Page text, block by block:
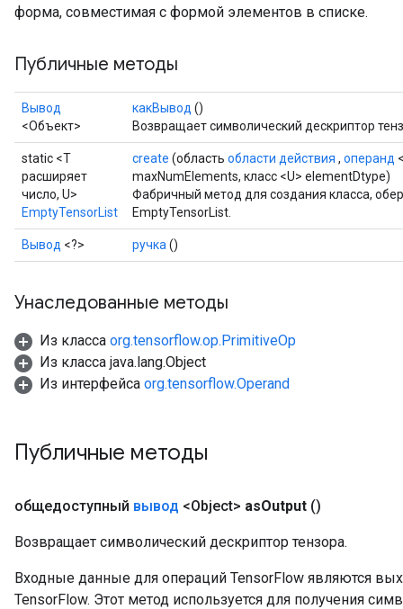
форма, совместимая с формой элементов в списке.
Публичные методы
Вывод
<Объект>
какВывод ()
Возвращает символический дескриптор
static <T
расширяет
число, U>
EmptyTensorList
create (область области действия , операнд
maxNumElements, класс <U> elementDtype)
Фабричный метод для создания класса,
EmptyTensorList.
Вывод <?> ручка ()
Унаследованные методы
Из класса org.tensorflow.op.PrimitiveOp
Из класса java.lang.Object
Из интерфейса org.tensorflow.Operand
Публичные методы
общедоступный вывод <Object> asOutput ()
Возвращает символический дескриптор тензора.
Входные данные для операций TensorFlow являются
TensorFlow. Этот метод используется для получения